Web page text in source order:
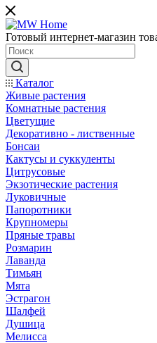
Готовый интернет-магазин
Каталог
Живые растения
Комнатные растения
Цветущие
Декоративно - лиственные
Бонсаи
Кактусы и суккуленты
Цитрусовые
Экзотические растения
Луковичные
Папоротники
Крупномеры
Пряные травы
Розмарин
Лаванда
Тимьян
Мята
Эстрагон
Шалфей
Душица
Мелисса